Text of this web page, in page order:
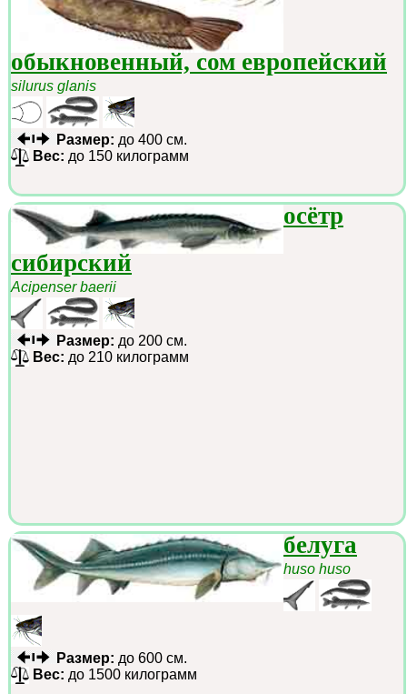
обыкновенный, сом европейский
silurus glanis
Размер: до 400 см.
Вес: до 150 килограмм
осётр
сибирский
Acipenser baerii
Размер: до 200 см.
Вес: до 210 килограмм
белуга
huso huso
Размер: до 600 см.
Вес: до 1500 килограмм